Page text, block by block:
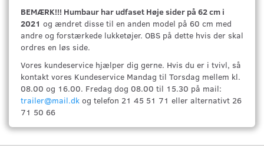
BEMÆRK!!! Humbaur har udfaset Høje sider på 62 cm i
2021 og ændret disse til en anden model på 60 cm med
andre og forstærkede lukketøjer. OBS på dette hvis der skal
ordres en løs side.
Vores kundeservice hjælper dig gerne. Hvis du er i tvivl, så
kontakt vores Kundeservice Mandag til Torsdag mellem kl.
08.00 og 16.00. Fredag dog 08.00 til 15.30 på mail:
trailer@mail.dk og telefon 21 45 51 71 eller alternativt 26
71 50 66